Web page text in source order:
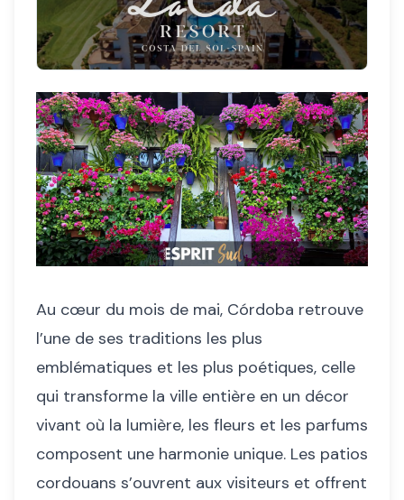
Au cœur du mois de mai, Córdoba retrouve
l’une de ses traditions les plus
emblématiques et les plus poétiques, celle
qui transforme la ville entière en un décor
vivant où la lumière, les fleurs et les parfums
composent une harmonie unique. Les patios
cordouans s’ouvrent aux visiteurs et offrent